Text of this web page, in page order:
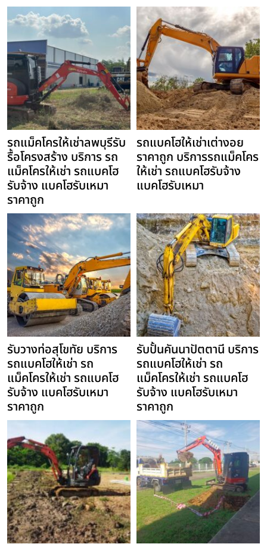
รถแม็คโครให้เช่าลพบุรีรับ
รื้อโครงสร้าง บริการ รถ
แม็คโครให้เช่า รถแบคโฮ
รับจ้าง แบคโฮรับเหมา
ราคาถูก
รถแบคโฮให้เช่าเต่างอย
ราคาถูก บริการรถแม็คโคร
ให้เช่า รถแบคโฮรับจ้าง
แบคโฮรับเหมา
รับวางท่อสุโขทัย บริการ
รถแบคโฮให้เช่า รถ
แม็คโครให้เช่า รถแบคโฮ
รับจ้าง แบคโฮรับเหมา
ราคาถูก
รับปั้นคันนาปัตตานี บริการ
รถแบคโฮให้เช่า รถ
แม็คโครให้เช่า รถแบคโฮ
รับจ้าง แบคโฮรับเหมา
ราคาถูก